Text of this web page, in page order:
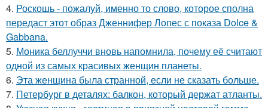
4. Роскошь - пожалуй, именно то слово, которое сполна
передаст этот образ Дженнифер Лопес с показа Dolce &
Gabbana.
5. Моника беллуччи вновь напомнила, почему её считают
одной из самых красивых женщин планеты.
6. Эта женщина была странной, если не сказать больше.
7. Петербург в деталях: балкон, который держат атланты.